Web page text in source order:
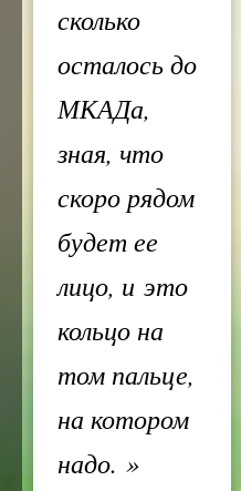
сколько
осталось до
МКАДа,
зная, что
скоро рядом
будет ее
лицо, и это
кольцо на
том пальце,
на котором
надо. »